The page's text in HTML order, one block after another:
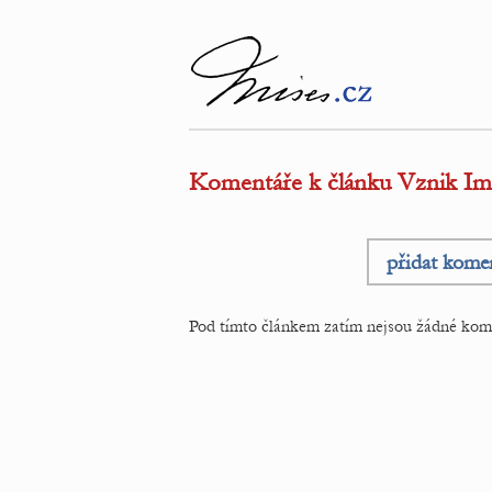
Komentáře k článku Vznik
přidat
Pod tímto článkem zatím nejsou žádné